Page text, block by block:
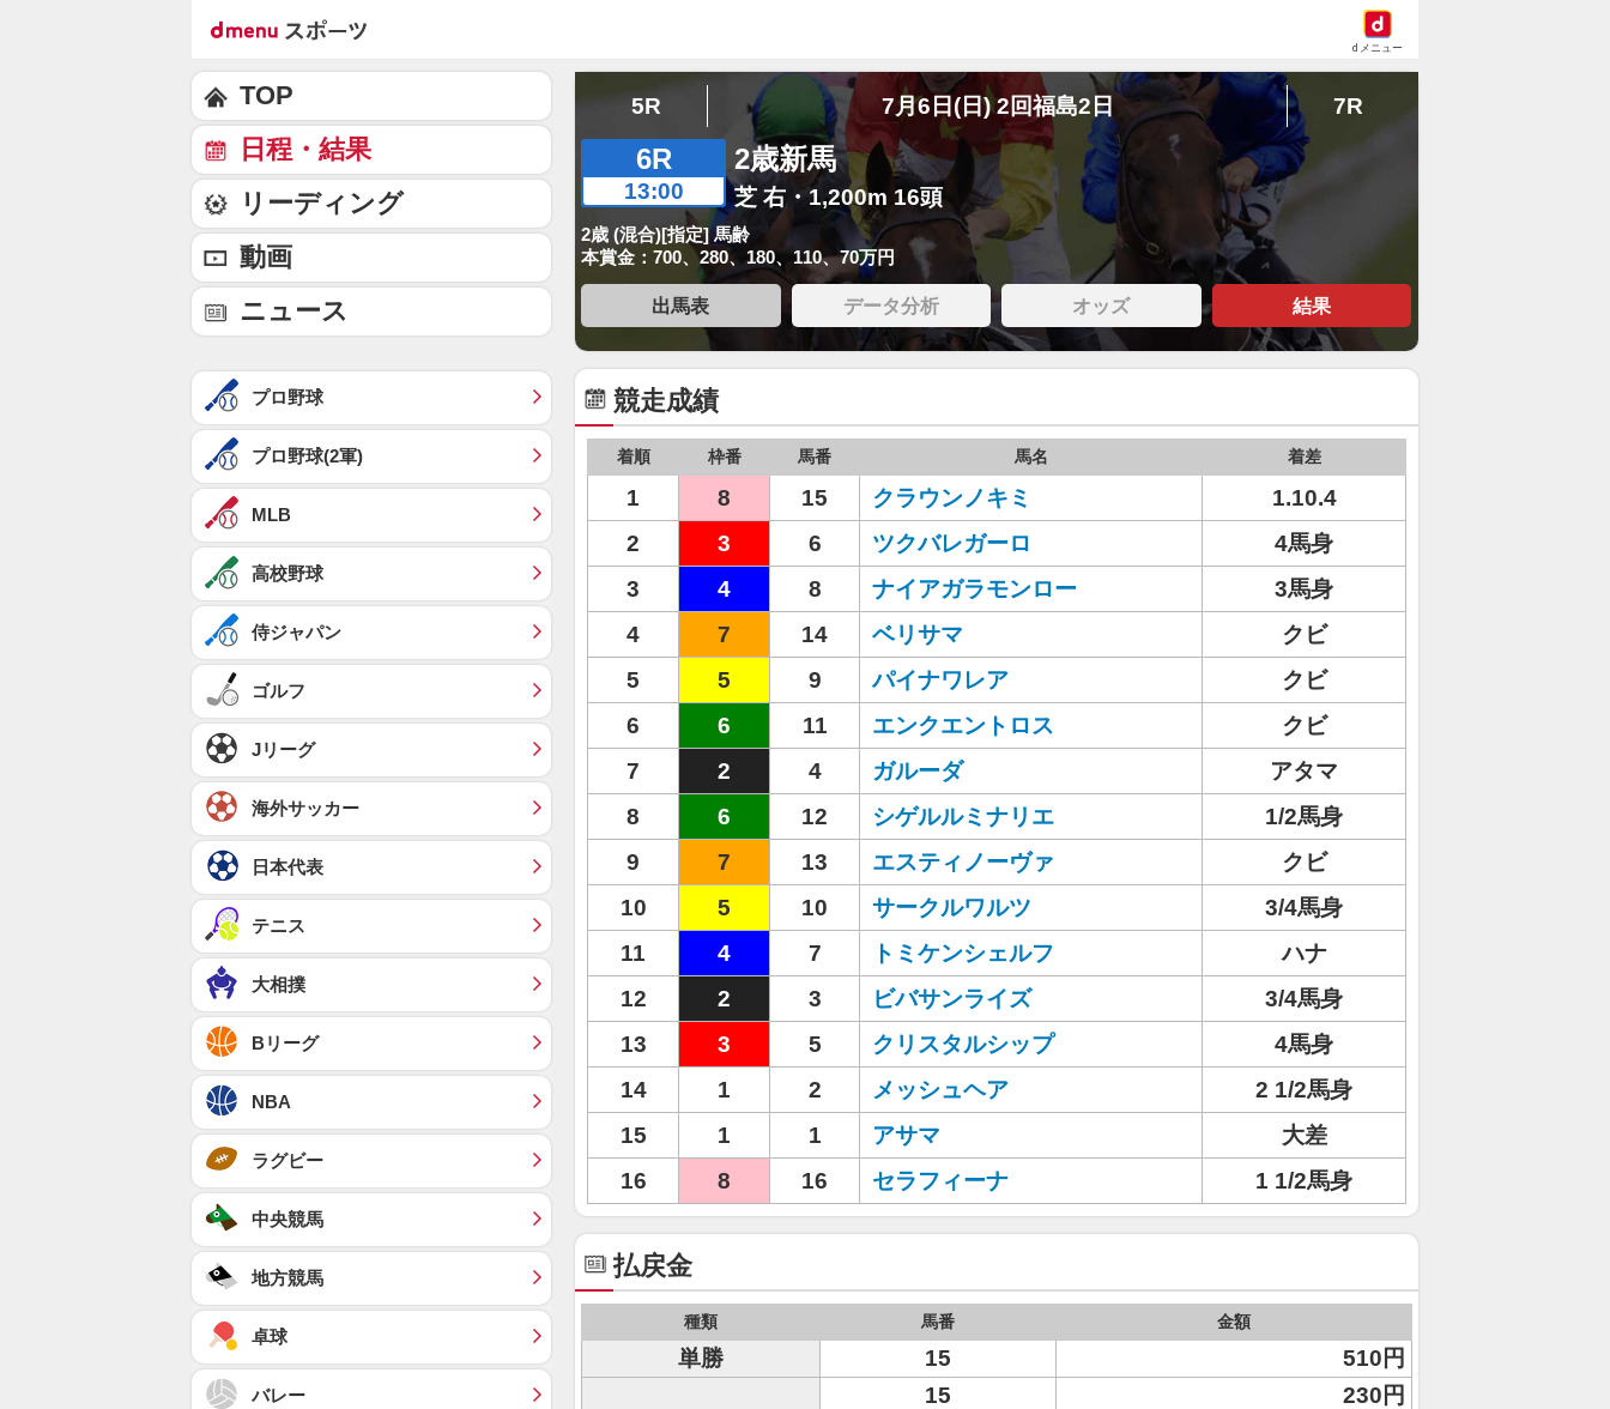
dメニュー
5R 7月6日(日) 2回福島2日 7R
6R
13:00
2歳新馬
芝 右・1,200m 16頭
2歳 (混合)[指定] 馬齢
本賞金：700、280、180、110、70万円
出馬表 データ分析 オッズ 結果
競走成績
着順 枠番 馬番 馬名 着差
1 8 15 クラウンノキミ
1.10.4
2
3 6 ツクバレガーロ
4馬身
3
4 8 ナイアガラモンロー
3馬身
4
7 14 ベリサマ
クビ
5
5 9 パイナワレア
クビ
6
6 11 エンクエントロス
クビ
7
2 4 ガルーダ
アタマ
8
6 12 シゲルルミナリエ
1/2馬身
9
7 13 エスティノーヴァ
クビ
10
5 10 サークルワルツ
3/4馬身
11
4 7 トミケンシェルフ
ハナ
12
2 3 ビバサンライズ
3/4馬身
13
3 5 クリスタルシップ
4馬身
14
1 2 メッシュヘア
2 1/2馬身
15
1 1 アサマ
大差
16
8 16 セラフィーナ 1 1/2馬身
払戻金
種類 馬番 金額
単勝 15 510円
15
230円
TOP
日程・結果
リーディング
動画
ニュース
プロ野球
プロ野球(2軍)
MLB
高校野球
侍ジャパン
ゴルフ
Jリーグ
海外サッカー
日本代表
テニス
大相撲
Bリーグ
NBA
ラグビー
中央競馬
地方競馬
卓球
バレー